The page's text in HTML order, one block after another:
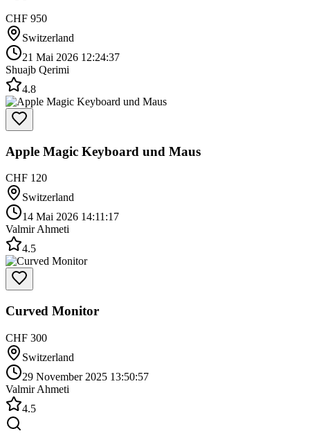
CHF 950
Switzerland
21 Mai 2026 12:24:37
Shuajb Qerimi
4.8
Apple Magic Keyboard und Maus
CHF 120
Switzerland
14 Mai 2026 14:11:17
Valmir Ahmeti
4.5
Curved Monitor
CHF 300
Switzerland
29 November 2025 13:50:57
Valmir Ahmeti
4.5